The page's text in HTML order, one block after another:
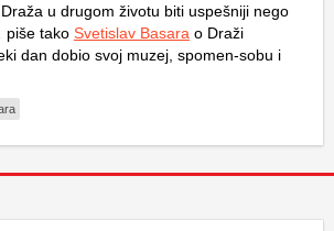
u drugom životu biti uspešniji nego
piše tako Svetislav Basara o Draži
dan dobio svoj muzej, spomen-sobu i